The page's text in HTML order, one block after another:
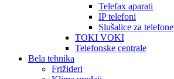
Telefax aparati
IP telefoni
Slušalice za telefone
TOKI VOKI
Telefonske centrale
Bela tehnika
Frižideri